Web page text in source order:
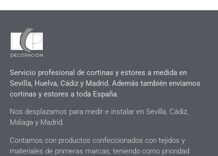
Servicio profesional de cortinas y estores a medida en
Sevilla, Huelva, Cádiz y Madrid. Además también enviamos
cortinas y estores a toda España.
Nos desplazamos para medir e instalar en Sevilla, Cádiz,
Málaga y Madrid.
Contamos con productos confeccionados con tejidos y
materiales de primeras marcas, teniendo como prioridad